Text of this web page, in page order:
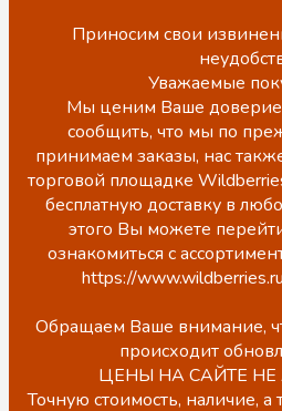
Приносим свои
Уважаемые
Мы ценим Ваше
сообщить, что мы по
принимаем заказы, нас
торговой площадке
бесплатную доставку в
этого Вы можете
ознакомиться с
https://
Обращаем Ваше внимание,
происходит
ЦЕНЫ НА САЙТЕ НЕ
Точную стоимость, наличие,